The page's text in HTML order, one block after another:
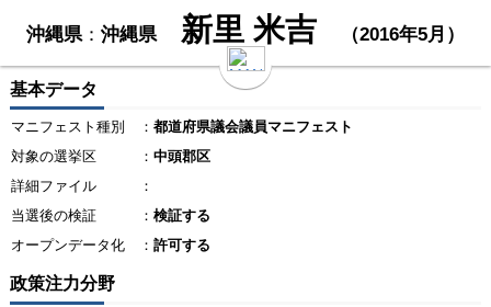
沖縄県：沖縄県 新里 米吉 （2016年5月）
基本データ
マニフェスト種別 ： 都道府県議会議員マニフェスト
対象の選挙区
： 中頭郡区
詳細ファイル
：
当選後の検証
： 検証する
オープンデータ化
： 許可する
政策注力分野